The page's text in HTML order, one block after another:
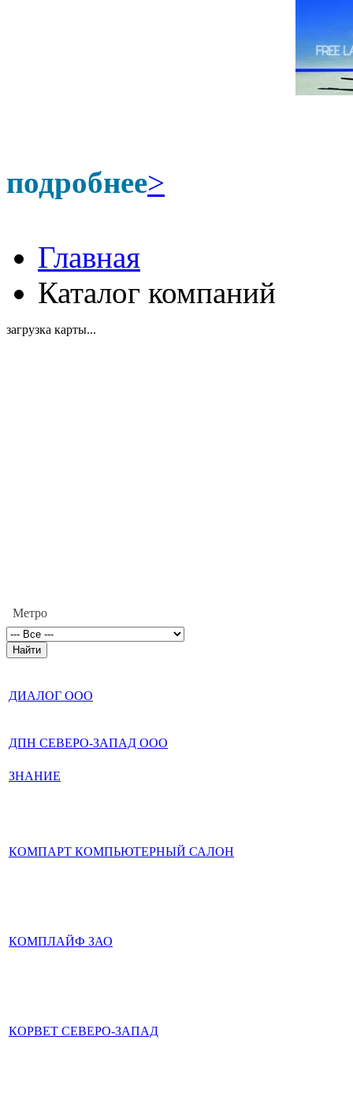
подробнее>
Главная
Каталог компаний
загрузка карты...
Метро
ДИАЛОГ ООО
ДПН СЕВЕРО-ЗАПАД ООО
ЗНАНИЕ
КОМПАРТ КОМПЬЮТЕРНЫЙ САЛОН
КОМПЛАЙФ ЗАО
КОРВЕТ СЕВЕРО-ЗАПАД